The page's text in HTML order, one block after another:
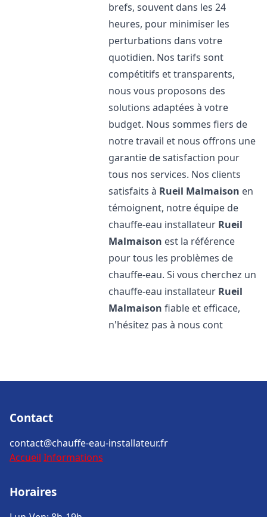
brefs, souvent dans les 24
heures, pour minimiser les
perturbations dans votre
quotidien. Nos tarifs sont
compétitifs et transparents,
nous vous proposons des
solutions adaptées à votre
budget. Nous sommes fiers de
notre travail et nous offrons une
garantie de satisfaction pour
tous nos services. Nos clients
satisfaits à Rueil Malmaison en
témoignent, notre équipe de
chauffe-eau installateur Rueil
Malmaison est la référence
pour tous les problèmes de
chauffe-eau. Si vous cherchez un
chauffe-eau installateur Rueil
Malmaison fiable et efficace,
n'hésitez pas à nous cont
Contact
contact@chauffe-eau-installateur.fr
Accueil Informations
Horaires